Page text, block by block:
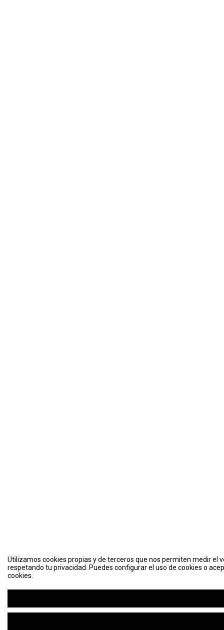
Utilizamos cookies propias y de terceros que nos permiten medir el
respetando tu privacidad. Puedes configurar el uso de cookies o
cookies.